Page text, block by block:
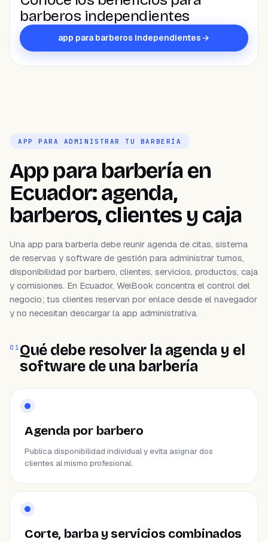
barberos independientes
app para barberos independientes
APP PARA ADMINISTRAR TU BARBERÍA
App para barbería en
Ecuador: agenda,
barberos, clientes y caja
Una app para barbería debe reunir agenda de citas, sistema
de reservas y software de gestión para administrar turnos,
disponibilidad por barbero, clientes, servicios, productos, caja
y comisiones. En Ecuador, WeiBook concentra el control del
negocio; tus clientes reservan por enlace desde el navegador
y no necesitan descargar la app administrativa.
01 Qué debe resolver la agenda y el
software de una barbería
Agenda por barbero
Publica disponibilidad individual y evita asignar dos
clientes al mismo profesional.
Corte, barba y servicios combinados